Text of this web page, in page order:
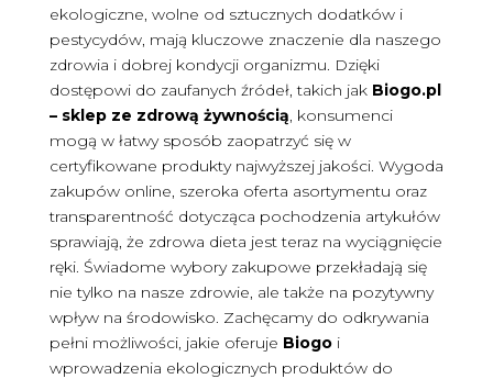
ekologiczne, wolne od sztucznych dodatków i
pestycydów, mają kluczowe znaczenie dla naszego
zdrowia i dobrej kondycji organizmu. Dzięki
dostępowi do zaufanych źródeł, takich jak Biogo.pl
– sklep ze zdrową żywnością, konsumenci
mogą w łatwy sposób zaopatrzyć się w
certyfikowane produkty najwyższej jakości. Wygoda
zakupów online, szeroka oferta asortymentu oraz
transparentność dotycząca pochodzenia artykułów
sprawiają, że zdrowa dieta jest teraz na wyciągnięcie
ręki. Świadome wybory zakupowe przekładają się
nie tylko na nasze zdrowie, ale także na pozytywny
wpływ na środowisko. Zachęcamy do odkrywania
pełni możliwości, jakie oferuje Biogo i
wprowadzenia ekologicznych produktów do